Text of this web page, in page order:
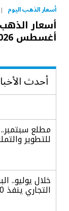
أسعار الذهب اليوم
أغسطس 2026
أحدث
مطلع
للتطوير
خلال يوليو..
التجاري ينفذ 5270 جولة رقابية